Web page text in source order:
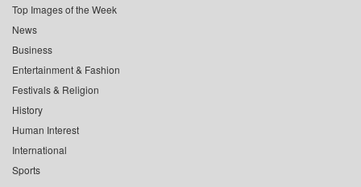
Top Images of the Week
News
Business
Entertainment & Fashion
Festivals & Religion
History
Human Interest
International
Sports